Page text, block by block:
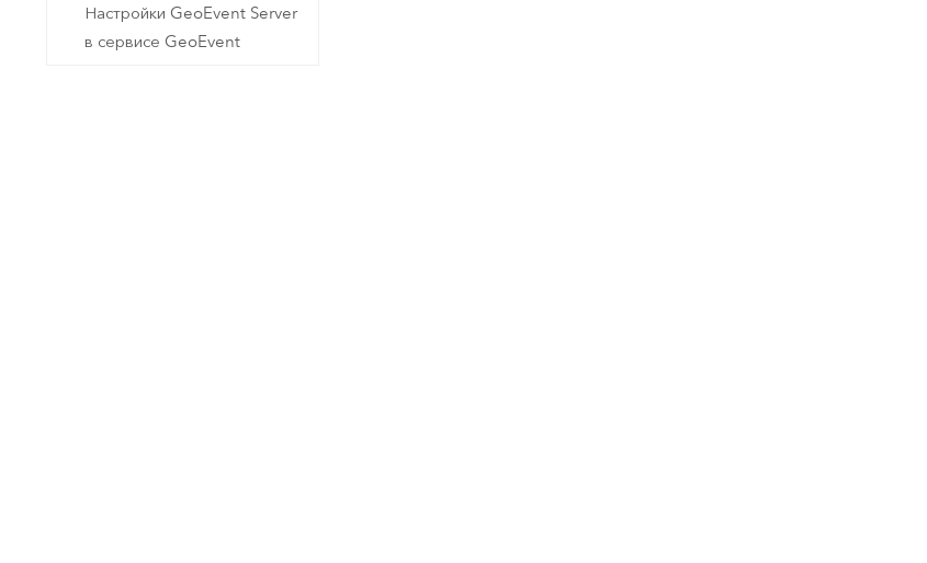
Настройки GeoEvent Server
в сервисе GeoEvent